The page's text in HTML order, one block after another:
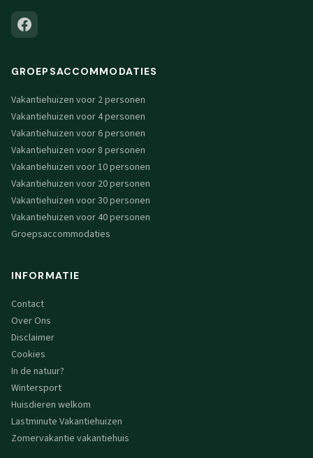
GROEPSACCOMMODATIES
Vakantiehuizen voor 2 personen
Vakantiehuizen voor 4 personen
Vakantiehuizen voor 6 personen
Vakantiehuizen voor 8 personen
Vakantiehuizen voor 10 personen
Vakantiehuizen voor 20 personen
Vakantiehuizen voor 30 personen
Vakantiehuizen voor 40 personen
Groepsaccommodaties
INFORMATIE
Contact
Over Ons
Disclaimer
Cookies
In de natuur?
Wintersport
Huisdieren welkom
Lastminute Vakantiehuizen
Zomervakantie vakantiehuis